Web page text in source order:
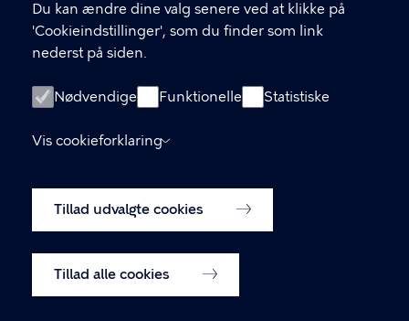
Du kan ændre dine valg senere ved at klikke på
'Cookieindstillinger', som du finder som link
nederst på siden.
Nødvendige Funktionelle Statistiske
Vis cookieforklaring
Tillad udvalgte cookies
Tillad alle cookies
Instagram
Kontakt os
Nyhedsbrev
Amager Vest Borgerpanel
Cookiepolitik
Cookieindstillinger